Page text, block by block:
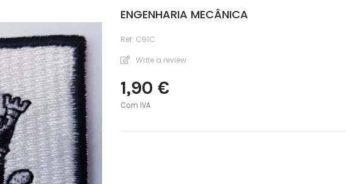
ENGENHARIA MECÂNICA
Ref: C91C
Write a review
1,90 €
Com IVA